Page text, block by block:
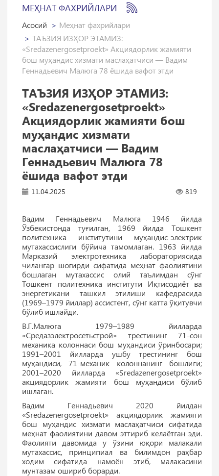
МЕҲНАТ ФАХРИЙЛАРИ
Асосий
Меҳнат фахрийлари
ТАЪЗИЯ ИЗҲОР ЭТАМИЗ:
«Sredazenergosetproekt» Акциядорлик жамияти
бош муҳандис хизмати маслаҳатчиси — Вадим
Геннадьевич Малюга 78 ёшида вафот этди
ТАЪЗИЯ ИЗҲОР ЭТАМИЗ:
«Sredazenergosetproekt»
Акциядорлик жамияти бош
муҳандис хизмати
маслаҳатчиси — Вадим
Геннадьевич Малюга 78
ёшида вафот этди
11.04.2025 819
Вадим Геннадьевич Малюга 1946 йилда
Ўзбекистонда туғилган, 1969 йилда Тошкент
политехника институтини муҳандис-электрик
мутахассислиги бўйича тамомлаган. 1963 йилда
Марказий электротехника лабораториясида
чилангар шогирди сифатида меҳнат фаолиятини
бошлаган мутахассис олий таълимдан сўнг
Тошкент политехника институти Иқтисодиёт ва
энергетикани ташкил этилиши кафедрасида
(1969–1979 йиллар) ассистент, сўнг катта ўқитувчи
бўлиб ишлайди.
В.Г.Малюга 1979–1989 йилларда
«Средазэлектросетьстрой» трестининг 71-сон
механика колоннаси бош муҳандиси ўринбосари;
1991–2001 йилларда ушбу трестининг бош
муҳандиси, 71-механик колоннанинг бошлиғи;
2001–2020 йилларда «Sredazenergosetproekt»
акциядорлик жамияти бош муҳандиси бўлиб
ишлаган.
Вадим Геннадьевич 2020 йилдан
«Sredazenergosetproekt» акциядорлик жамияти
бош муҳандис хизмати маслаҳатчиси сифатида
меҳнат фаолиятини давом эттириб келаётган эди.
Фаолияти давомида у ўзини юқори малакали
мутахассис, принципиал ва билимдон раҳбар
ходим сифатида намоён этиб, малакасини
мунтазам ошириб борарди.